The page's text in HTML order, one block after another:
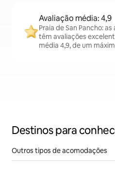
Avaliação média: 4,9
Praia de San Pancho:
têm avaliações
média 4,9, de um
Destinos para
Outros tipos de acomodações